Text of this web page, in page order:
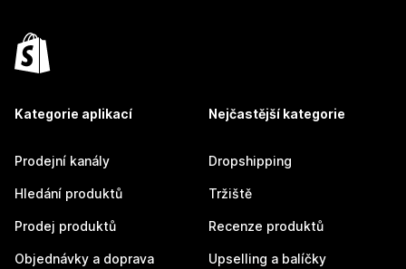
Kategorie aplikací
Prodejní kanály
Hledání produktů
Prodej produktů
Objednávky a doprava
Nejčastější kategorie
Dropshipping
Tržiště
Recenze produktů
Upselling a balíčky